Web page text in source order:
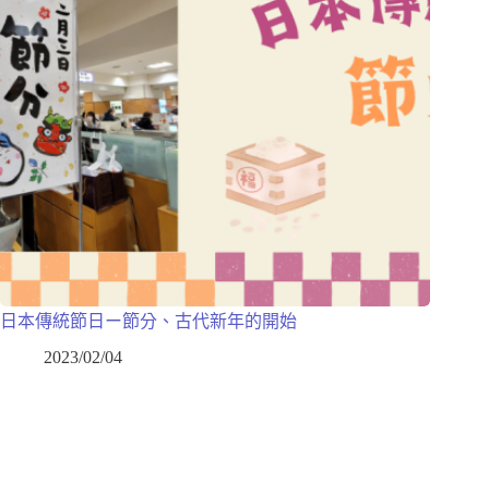
日本傳統節日ー節分、古代新年的開始
2023/02/04